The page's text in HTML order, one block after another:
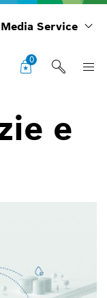
Service
0
e